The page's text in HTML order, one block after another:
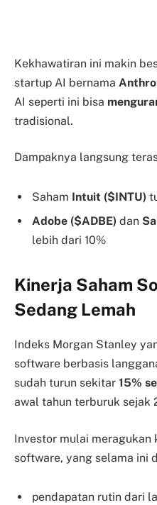
Kekhawatiran ini makin
startup AI bernama
AI seperti ini bisa
tradisional.
Dampaknya langsung
Saham Intuit ($INTU)
Adobe ($ADBE) dan
lebih dari 10%
Kinerja Saham
Sedang Lemah
Indeks Morgan Stanley
software berbasis
sudah turun sekitar 15%
awal tahun terburuk sejak
Investor mulai meragukan
software, yang selama ini
pendapatan rutin dari